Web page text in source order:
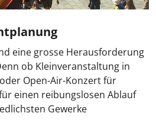
eine grosse Herausforderung
ob Kleinveranstaltung in
Open-Air-Konzert für
einen reibungslosen Ablauf
Gewerke